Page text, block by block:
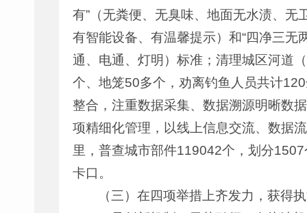
有”（无粪便、无臭味、地面无水渍、
有智能设备、有温馨提示）和“四净三无
通、电通、灯明）标准；清理城区河道
个、地笼50多个，劝离钓鱼人员共计
整合，注重数据采集、数据溯源明晰数
项精细化管理，以线上信息交流、数据
里，普查城市部件119042个，划分
卡口。
（三）在四项举措上齐发力，获得